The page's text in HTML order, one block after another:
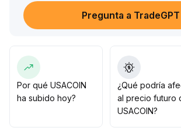
recomienda monitorear $1,20-$1,35
resistencias clave).
de confirmar una ruptura efectiva por
debajo de estos niveles, se
cauteloso, evitar perseguir alzas sin
esperar claridad en la tendencia
Pregunta a TradeGPT
Por qué USACOIN
ha subido hoy?
¿Qué podría
al precio futuro
USACOIN?